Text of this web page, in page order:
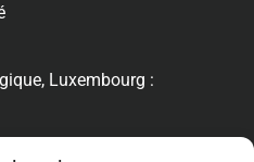
Luxembourg :